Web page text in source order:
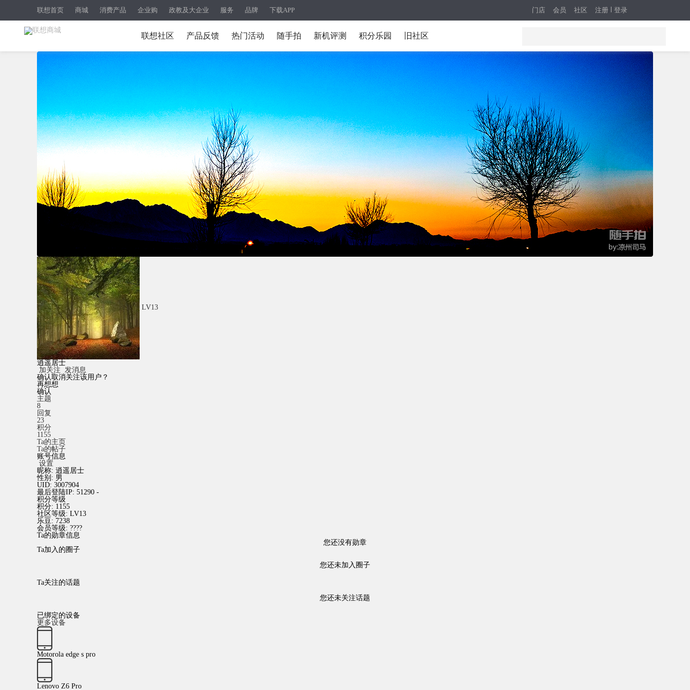
联想首页 商城 消费产品 企业购 政教及大企业 服务 品牌 下载APP 注册 登录
门店 会员 社区
联想社区 产品反馈 热门活动 随手拍 新机评测 积分乐园 旧社区
LV13
逍遥居士
加关注 发消息
确认取消关注该用户？
再想想
确认
主题
8
回复
23
积分
1155
Ta的主页
Ta的帖子
账号信息
设置
昵称: 逍遥居士
性别: 男
UID: 3007904
最后登陆IP: 51290 -
积分等级
积分: 1155
社区等级: LV13
乐豆: 7238
会员等级: ????
Ta的勋章信息
您还没有勋章
Ta加入的圈子
您还未加入圈子
Ta关注的话题
您还未关注话题
已绑定的设备
更多设备
Motorola edge s pro
Lenovo Z6 Pro